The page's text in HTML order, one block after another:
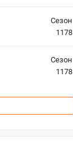
Сезон
1178
Сезон
1178